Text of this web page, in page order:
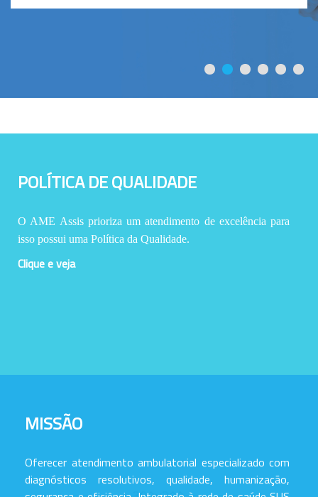
POLÍTICA DE QUALIDADE
O AME Assis prioriza um atendimento de excelência para
isso possui uma Política da Qualidade.
Clique e veja
MISSÃO
Oferecer atendimento ambulatorial especializado com
diagnósticos resolutivos, qualidade, humanização,